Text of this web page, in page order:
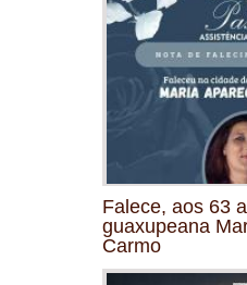
Falece, aos 63
guaxupeana
Carmo